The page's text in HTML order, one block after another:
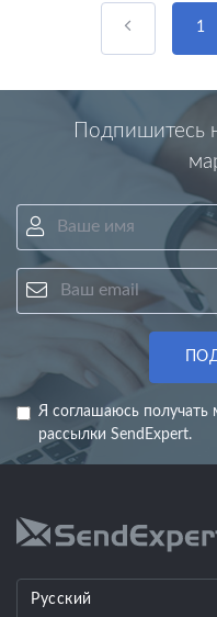
1
Подпишитесь
Я соглашаюсь получать
рассылки SendExpert.
Русский